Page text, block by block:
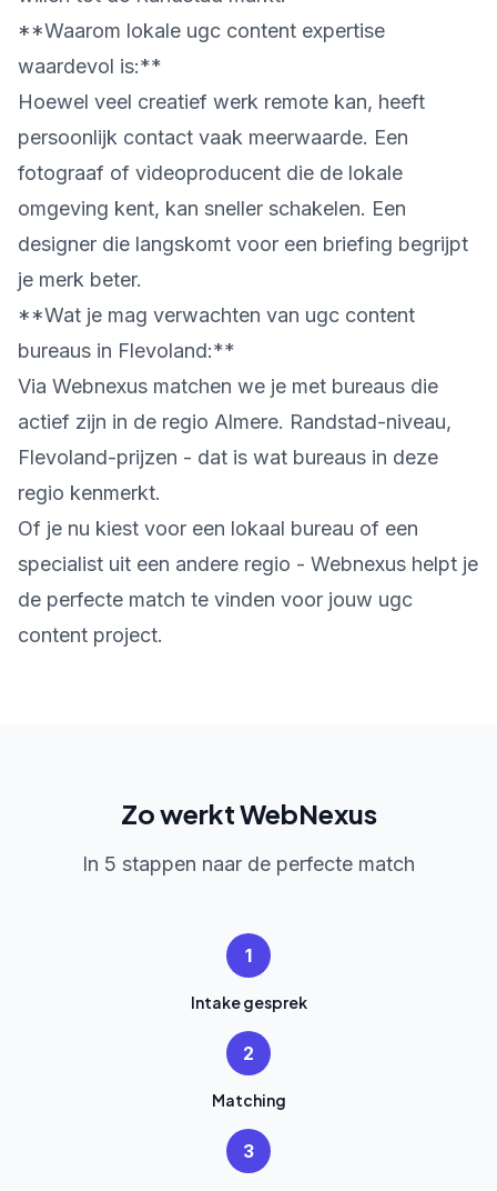
**Waarom lokale ugc content expertise
waardevol is:**
Hoewel veel creatief werk remote kan, heeft
persoonlijk contact vaak meerwaarde. Een
fotograaf of videoproducent die de lokale
omgeving kent, kan sneller schakelen. Een
designer die langskomt voor een briefing begrijpt
je merk beter.
**Wat je mag verwachten van ugc content
bureaus in Flevoland:**
Via Webnexus matchen we je met bureaus die
actief zijn in de regio Almere. Randstad-niveau,
Flevoland-prijzen - dat is wat bureaus in deze
regio kenmerkt.
Of je nu kiest voor een lokaal bureau of een
specialist uit een andere regio - Webnexus helpt je
de perfecte match te vinden voor jouw ugc
content project.
Zo werkt WebNexus
In 5 stappen naar de perfecte match
1
Intake gesprek
2
Matching
3